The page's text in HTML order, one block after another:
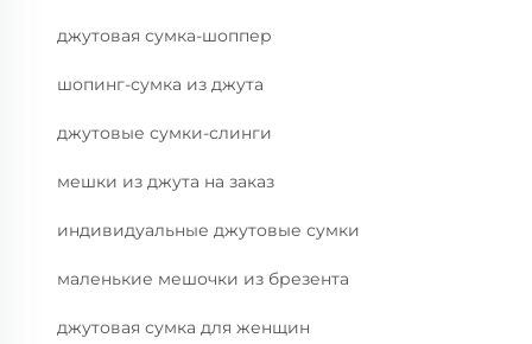
джутовая сумка-шоппер
шопинг-сумка из джута
джутовые сумки-слинги
мешки из джута на заказ
индивидуальные джутовые сумки
маленькие мешочки из брезента
джутовая сумка для женщин